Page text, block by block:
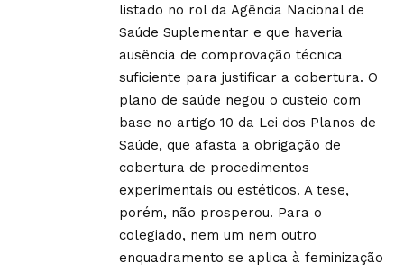
listado no rol da Agência Nacional de
Saúde Suplementar e que haveria
ausência de comprovação técnica
suficiente para justificar a cobertura. O
plano de saúde negou o custeio com
base no artigo 10 da Lei dos Planos de
Saúde, que afasta a obrigação de
cobertura de procedimentos
experimentais ou estéticos. A tese,
porém, não prosperou. Para o
colegiado, nem um nem outro
enquadramento se aplica à feminização